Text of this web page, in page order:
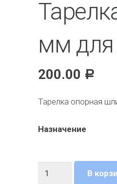
мм
200.00 Р
Тарелка опорная
Назначение
Количество В